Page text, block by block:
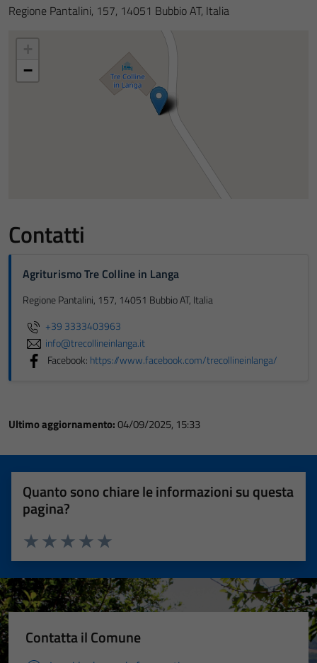
Regione Pantalini, 157, 14051 Bubbio AT, Italia
−
Contatti
Agriturismo Tre Colline in Langa
Regione Pantalini, 157, 14051 Bubbio AT, Italia
+39 3333403963
info@trecollineinlanga.it
Facebook: https://www.facebook.com/trecollineinlanga/
Ultimo aggiornamento:04/09/2025, 15:33
Quanto sono chiare le informazioni su questa
pagina?
Valuta 5 stelle su 5
Valuta 4 stelle su 5
Valuta 3 stelle su 5
Valuta 2 stelle su 5
Valuta 1 stelle su 5
Contatta il Comune